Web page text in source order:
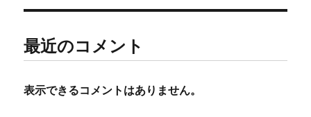
最近のコメント
表示できるコメントはありません。